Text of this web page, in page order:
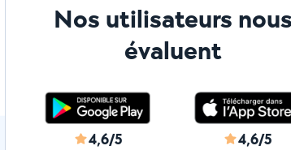
Nos utilisateurs nous
évaluent
4,6/5 4,6/5